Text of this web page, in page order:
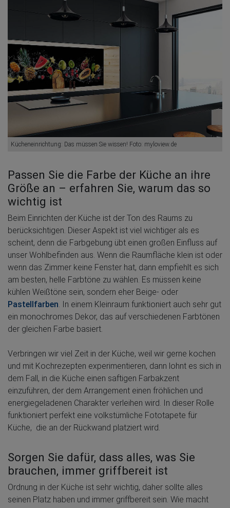
Kücheneinrichtung: Das müssen Sie wissen! Foto: myloview.de
Passen Sie die Farbe der Küche an ihre
Größe an – erfahren Sie, warum das so
wichtig ist
Beim Einrichten der Küche ist der Ton des Raums zu
berücksichtigen. Dieser Aspekt ist viel wichtiger als es
scheint, denn die Farbgebung übt einen großen Einfluss auf
unser Wohlbefinden aus. Wenn die Raumfläche klein ist oder
wenn das Zimmer keine Fenster hat, dann empfiehlt es sich
am besten, helle Farbtöne zu wählen. Es müssen keine
kühlen Weißtöne sein, sondern eher Beige- oder
Pastellfarben. In einem Kleinraum funktioniert auch sehr gut
ein monochromes Dekor, das auf verschiedenen Farbtönen
der gleichen Farbe basiert.
Verbringen wir viel Zeit in der Küche, weil wir gerne kochen
und mit Kochrezepten experimentieren, dann lohnt es sich in
dem Fall, in die Küche einen saftigen Farbakzent
einzuführen, der dem Arrangement einen fröhlichen und
energiegeladenen Charakter verleihen wird. In dieser Rolle
funktioniert perfekt eine volkstümliche Fototapete für
Küche, die an der Rückwand platziert wird.
Sorgen Sie dafür, dass alles, was Sie
brauchen, immer griffbereit ist
Ordnung in der Küche ist sehr wichtig, daher sollte alles
seinen Platz haben und immer griffbereit sein. Wie macht